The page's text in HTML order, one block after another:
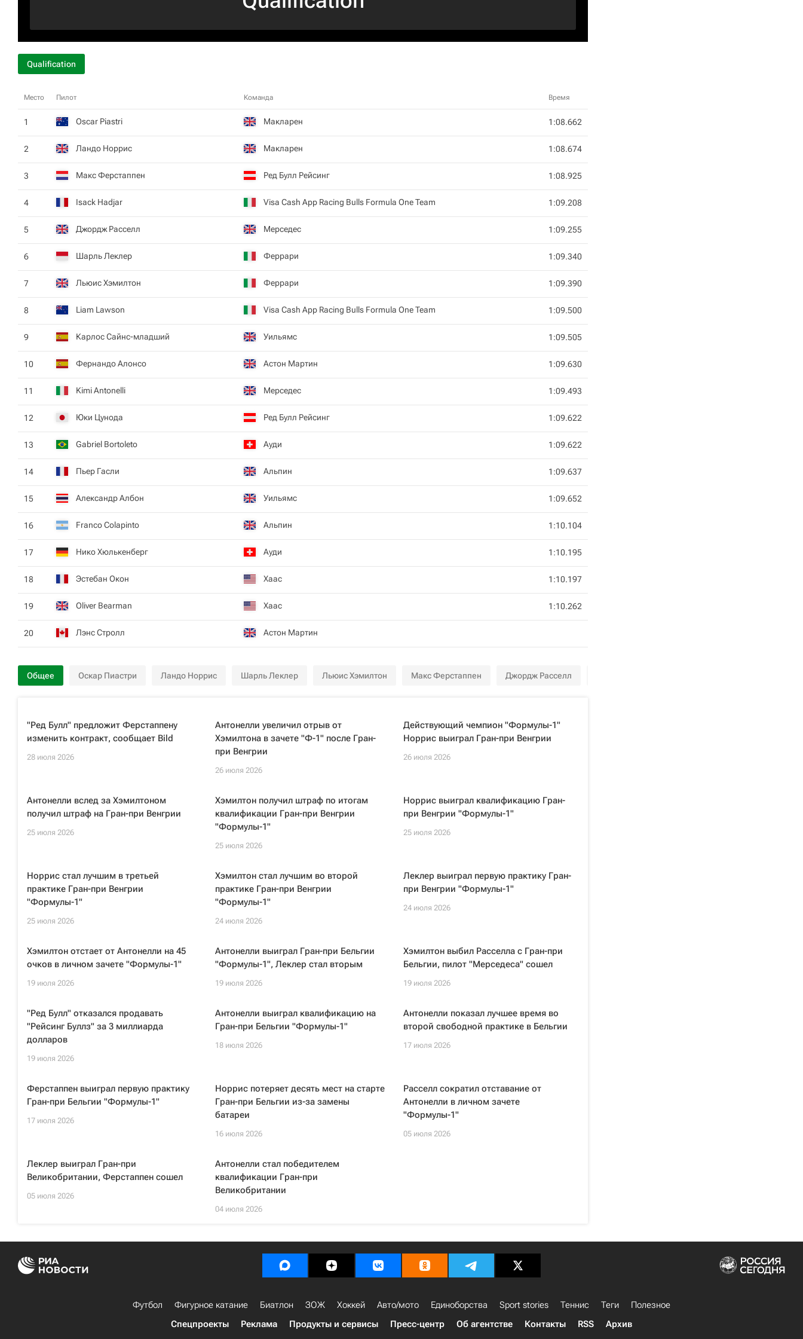
Qualification
Место Пилот Команда Время
1 Oscar Piastri Макларен 1:08.662
2 Ландо Норрис Макларен 1:08.674
3 Макс Ферстаппен Ред Булл Рейсинг 1:08.925
4 Isack Hadjar Visa Cash App Racing Bulls Formula One Team 1:09.208
5 Джордж Расселл Мерседес 1:09.255
6 Шарль Леклер Феррари 1:09.340
7 Льюис Хэмилтон Феррари 1:09.390
8 Liam Lawson Visa Cash App Racing Bulls Formula One Team 1:09.500
9 Карлос Сайнс-младший Уильямс 1:09.505
10 Фернандо Алонсо Астон Мартин 1:09.630
11 Kimi Antonelli Мерседес 1:09.493
12 Юки Цунода Ред Булл Рейсинг 1:09.622
13 Gabriel Bortoleto Ауди 1:09.622
14 Пьер Гасли Альпин 1:09.637
15 Александр Албон Уильямс 1:09.652
16 Franco Colapinto Альпин 1:10.104
17 Нико Хюлькенберг Ауди 1:10.195
18 Эстебан Окон Хаас 1:10.197
19 Oliver Bearman Хаас 1:10.262
20 Лэнс Стролл Астон Мартин
Общее Оскар Пиастри Ландо Норрис Шарль Леклер Льюис Хэмилтон Макс Ферстаппен Джордж Расселл
"Ред Булл" предложит Ферстаппену
изменить контракт, сообщает Bild
28 июля 2026
Антонелли увеличил отрыв от
Хэмилтона в зачете "Ф-1" после Гран-
при Венгрии
26 июля 2026
Действующий чемпион "Формулы-1"
Норрис выиграл Гран-при Венгрии
26 июля 2026
Антонелли вслед за Хэмилтоном
получил штраф на Гран-при Венгрии
25 июля 2026
Хэмилтон получил штраф по итогам
квалификации Гран-при Венгрии
"Формулы-1"
25 июля 2026
Норрис выиграл квалификацию Гран-
при Венгрии "Формулы-1"
25 июля 2026
Норрис стал лучшим в третьей
практике Гран-при Венгрии
"Формулы-1"
25 июля 2026
Хэмилтон стал лучшим во второй
практике Гран-при Венгрии
"Формулы-1"
24 июля 2026
Леклер выиграл первую практику Гран-
при Венгрии "Формулы-1"
24 июля 2026
Хэмилтон отстает от Антонелли на 45
очков в личном зачете "Формулы-1"
19 июля 2026
Антонелли выиграл Гран-при Бельгии
"Формулы-1", Леклер стал вторым
19 июля 2026
Хэмилтон выбил Расселла с Гран-при
Бельгии, пилот "Мерседеса" сошел
19 июля 2026
"Ред Булл" отказался продавать
"Рейсинг Буллз" за 3 миллиарда
долларов
19 июля 2026
Антонелли выиграл квалификацию на
Гран-при Бельгии "Формулы-1"
18 июля 2026
Антонелли показал лучшее время во
второй свободной практике в Бельгии
17 июля 2026
Ферстаппен выиграл первую практику
Гран-при Бельгии "Формулы-1"
17 июля 2026
Норрис потеряет десять мест на старте
Гран-при Бельгии из-за замены
батареи
16 июля 2026
Расселл сократил отставание от
Антонелли в личном зачете
"Формулы-1"
05 июля 2026
Леклер выиграл Гран-при
Великобритании, Ферстаппен сошел
05 июля 2026
Антонелли стал победителем
квалификации Гран-при
Великобритании
04 июля 2026
Футбол Фигурное катание Биатлон ЗОЖ Хоккей Авто/мото Единоборства Sport stories Теннис Теги
Полезное
Спецпроекты
Реклама Продукты и сервисы Пресс-центр Об агентстве Контакты RSS Архив